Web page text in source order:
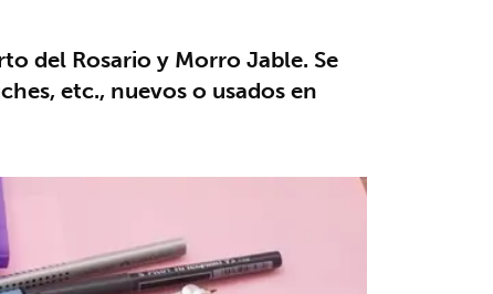
del Rosario y Morro Jable. Se
etc., nuevos o usados en